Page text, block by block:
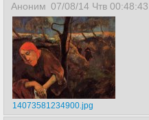
Аноним 07/08/14 Чтв 00:48:43
14073581234900.jpg